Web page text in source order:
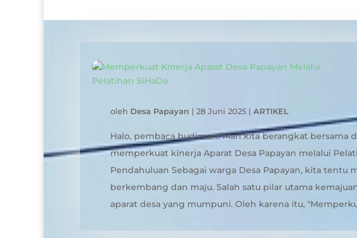
oleh Desa Papayan | 28 Juni 2025 | ARTIKEL
Halo, pembaca budiman! Mari kita berangkat bersama
memperkuat kinerja Aparat Desa Papayan melalui
Pendahuluan Sebagai warga Desa Papayan, kita tentu
berkembang dan maju. Salah satu pilar utama
aparat desa yang mumpuni. Oleh karena itu,